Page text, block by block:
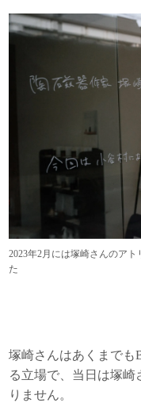
2023年2月には塚崎さんのア
た
塚崎さんはあくまでも
る立場で、当日は塚
りません。